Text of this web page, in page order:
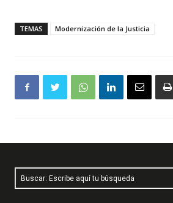
TEMAS Modernización de la Justicia
Buscar: Escribe aquí tu búsqueda